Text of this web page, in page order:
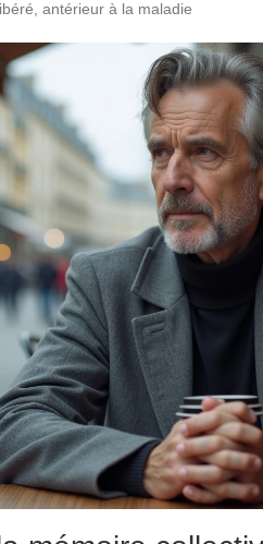
antérieur à la maladie